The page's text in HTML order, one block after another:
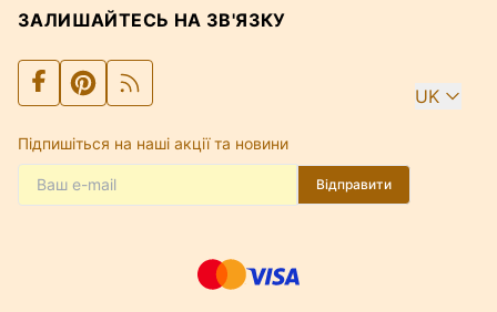
ЗАЛИШАЙТЕСЬ НА ЗВ'ЯЗКУ
UK
Підпишіться на наші акції та новини
Відправити